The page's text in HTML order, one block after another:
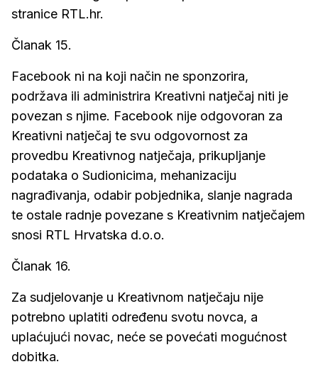
stranice RTL.hr.
Članak 15.
Facebook ni na koji način ne sponzorira,
podržava ili administrira Kreativni natječaj niti je
povezan s njime. Facebook nije odgovoran za
Kreativni natječaj te svu odgovornost za
provedbu Kreativnog natječaja, prikupljanje
podataka o Sudionicima, mehanizaciju
nagrađivanja, odabir pobjednika, slanje nagrada
te ostale radnje povezane s Kreativnim natječajem
snosi RTL Hrvatska d.o.o.
Članak 16.
Za sudjelovanje u Kreativnom natječaju nije
potrebno uplatiti određenu svotu novca, a
uplaćujući novac, neće se povećati mogućnost
dobitka.